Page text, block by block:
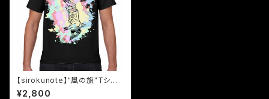
【sirokunote】"風の旗"Tシャ
ツ
¥2,800